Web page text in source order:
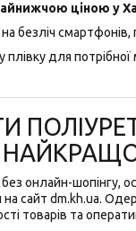
ціною у
на безліч
для потрібної
без онлайн-
на сайт dm.kh.ua.
товарів та